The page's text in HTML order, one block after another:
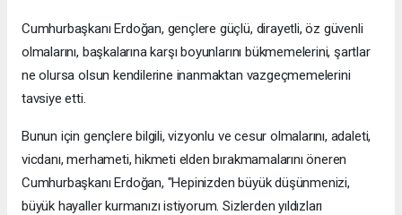
Cumhurbaşkanı Erdoğan, gençlere güçlü, dirayetli, öz güvenli
olmalarını, başkalarına karşı boyunlarını bükmemelerini, şartlar
ne olursa olsun kendilerine inanmaktan vazgeçmemelerini
tavsiye etti.
Bunun için gençlere bilgili, vizyonlu ve cesur olmalarını, adaleti,
vicdanı, merhameti, hikmeti elden bırakmamalarını öneren
Cumhurbaşkanı Erdoğan, "Hepinizden büyük düşünmenizi,
büyük hayaller kurmanızı istiyorum. Sizlerden yıldızları